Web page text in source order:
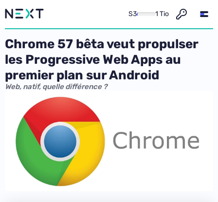
S3 1 Tio
Chrome 57 bêta veut propulser
les Progressive Web Apps au
premier plan sur Android
Web, natif, quelle différence ?